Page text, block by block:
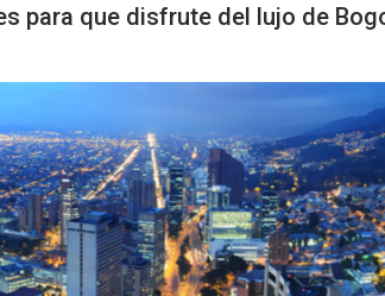
para que disfrute del lujo de